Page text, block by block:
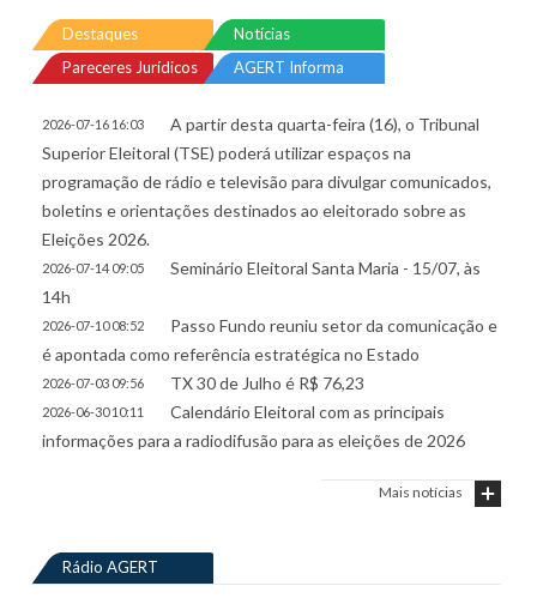
Destaques
Notícias
Pareceres Jurídicos
AGERT Informa
2026-07-16 16:03 A partir desta quarta-feira (16), o Tribunal
Superior Eleitoral (TSE) poderá utilizar espaços na
programação de rádio e televisão para divulgar comunicados,
boletins e orientações destinados ao eleitorado sobre as
Eleições 2026.
2026-07-14 09:05 Seminário Eleitoral Santa Maria - 15/07, às
14h
2026-07-10 08:52 Passo Fundo reuniu setor da comunicação e
é apontada como referência estratégica no Estado
2026-07-03 09:56 TX 30 de Julho é R$ 76,23
2026-06-30 10:11 Calendário Eleitoral com as principais
informações para a radiodifusão para as eleições de 2026
Mais notícias
Rádio AGERT